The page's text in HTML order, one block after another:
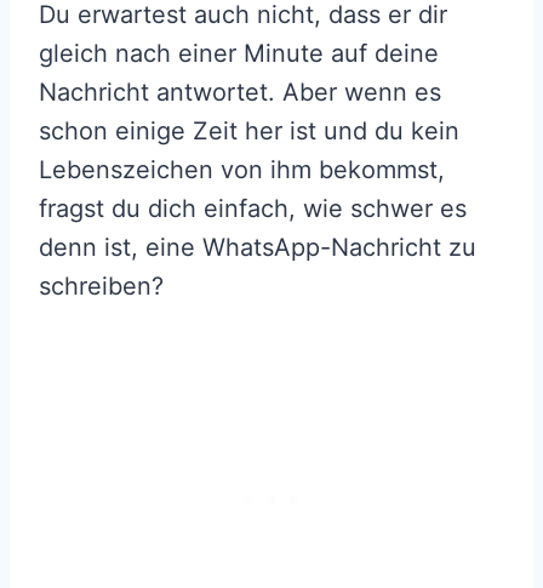
Du erwartest auch nicht, dass er dir
gleich nach einer Minute auf deine
Nachricht antwortet. Aber wenn es
schon einige Zeit her ist und du kein
Lebenszeichen von ihm bekommst,
fragst du dich einfach, wie schwer es
denn ist, eine WhatsApp-Nachricht zu
schreiben?